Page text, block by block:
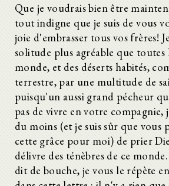
Que je voudrais bien être
tout indigne que je suis de vous
joie d'embrasser tous vos frères!
solitude plus agréable que toutes
monde, et des déserts habités,
terrestre, par une multitude de
puisqu'un aussi grand pécheur
pas de vivre en votre compagnie,
du moins (et je suis sûr que vous
cette grâce pour moi) de prier
délivre des ténèbres de ce
dit de bouche, je vous le répète